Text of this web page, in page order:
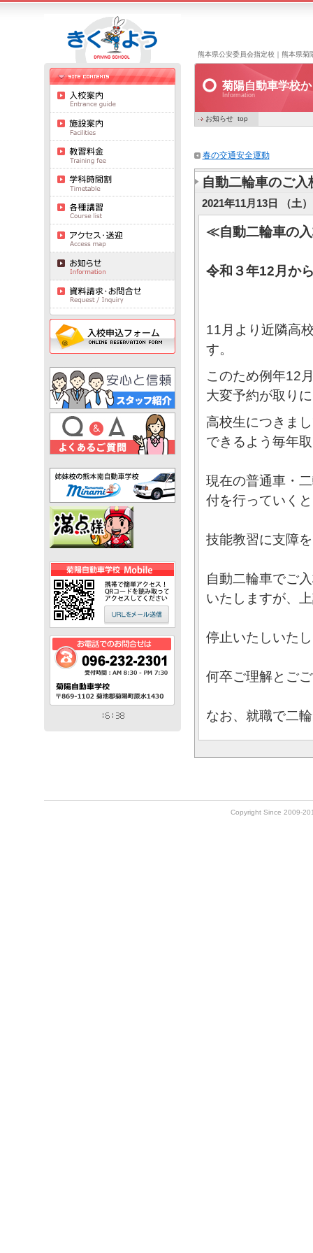
熊本県公安委員会指定校｜熊本県菊
菊陽自動車学校
Information
お知らせ top
春の交通安全運動
自動二輪車のご
2021年11月13日 （土
≪自動二輪車の
令和３年12月か
11月より近隣高
す。
このため例年12
大変予約が取り
高校生につきま
できるよう毎年
現在の普通車・
付を行っていく
技能教習に支障
自動二輪車でご
いたしますが、
停止いたしいた
何卒ご理解とご
なお、就職で二
Copyright Since 2009-